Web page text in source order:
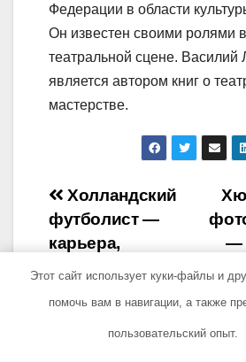
Федерации в области
Он известен своими ролями
театральной сцене. Василий
является автором книг о
мастерстве.
Навигация
по
записям
—
Холландский
футболист —
карьера,
достижения и
Этот сайт использует куки-файлы и
помочь вам в навигации, а также
пользовательский опыт.